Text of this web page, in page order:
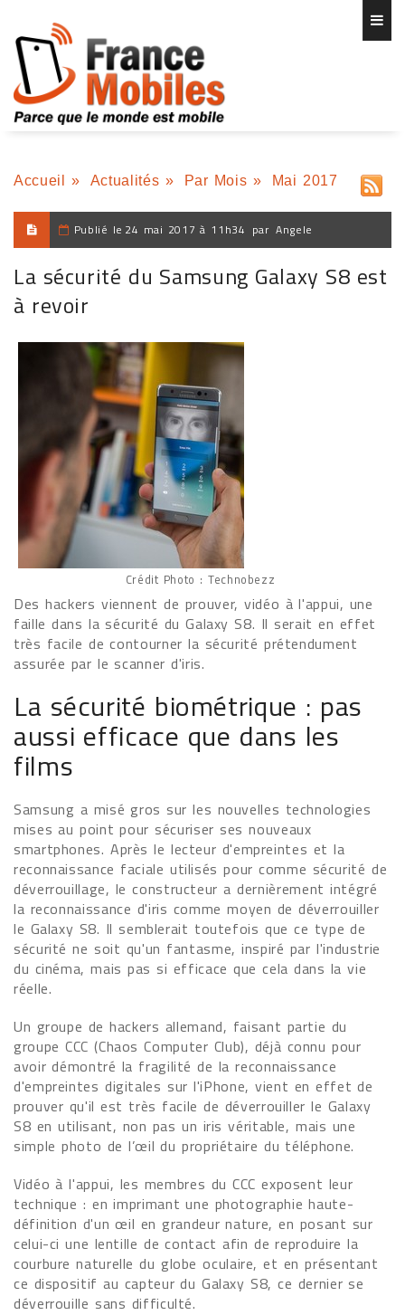
Accueil » Actualités » Par Mois » Mai 2017
Publié le 24 mai 2017 à 11h34 par Angele
La sécurité du Samsung Galaxy S8 est
à revoir
Crédit Photo : Technobezz
Des hackers viennent de prouver, vidéo à l'appui, une
faille dans la sécurité du Galaxy S8. Il serait en effet
très facile de contourner la sécurité prétendument
assurée par le scanner d'iris.
La sécurité biométrique : pas
aussi efficace que dans les
films
Samsung a misé gros sur les nouvelles technologies
mises au point pour sécuriser ses nouveaux
smartphones. Après le lecteur d'empreintes et la
reconnaissance faciale utilisés pour comme sécurité de
déverrouillage, le constructeur a dernièrement intégré
la reconnaissance d'iris comme moyen de déverrouiller
le Galaxy S8. Il semblerait toutefois que ce type de
sécurité ne soit qu'un fantasme, inspiré par l'industrie
du cinéma, mais pas si efficace que cela dans la vie
réelle.
Un groupe de hackers allemand, faisant partie du
groupe CCC (Chaos Computer Club), déjà connu pour
avoir démontré la fragilité de la reconnaissance
d'empreintes digitales sur l'iPhone, vient en effet de
prouver qu'il est très facile de déverrouiller le Galaxy
S8 en utilisant, non pas un iris véritable, mais une
simple photo de l’œil du propriétaire du téléphone.
Vidéo à l'appui, les membres du CCC exposent leur
technique : en imprimant une photographie haute-
définition d'un œil en grandeur nature, en posant sur
celui-ci une lentille de contact afin de reproduire la
courbure naturelle du globe oculaire, et en présentant
ce dispositif au capteur du Galaxy S8, ce dernier se
déverrouille sans difficulté.